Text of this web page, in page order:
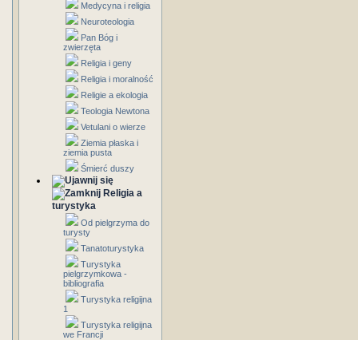
Medycyna i religia
Neuroteologia
Pan Bóg i
zwierzęta
Religia i geny
Religia i moralność
Religie a ekologia
Teologia Newtona
Vetulani o wierze
Ziemia płaska i
ziemia pusta
Śmierć duszy
Religia a
turystyka
Od pielgrzyma do
turysty
Tanatoturystyka
Turystyka
pielgrzymkowa -
bibliografia
Turystyka religijna
1
Turystyka religijna
we Francji